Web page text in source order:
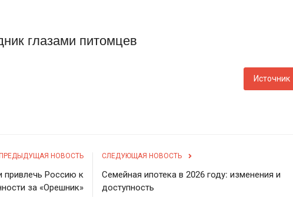
глазами питомцев
Источник
НОВОСТЬ
привлечь Россию к
за «Орешник»
СЛЕДУЮЩАЯ НОВОСТЬ
Семейная ипотека в 2026 году: изменения и
доступность